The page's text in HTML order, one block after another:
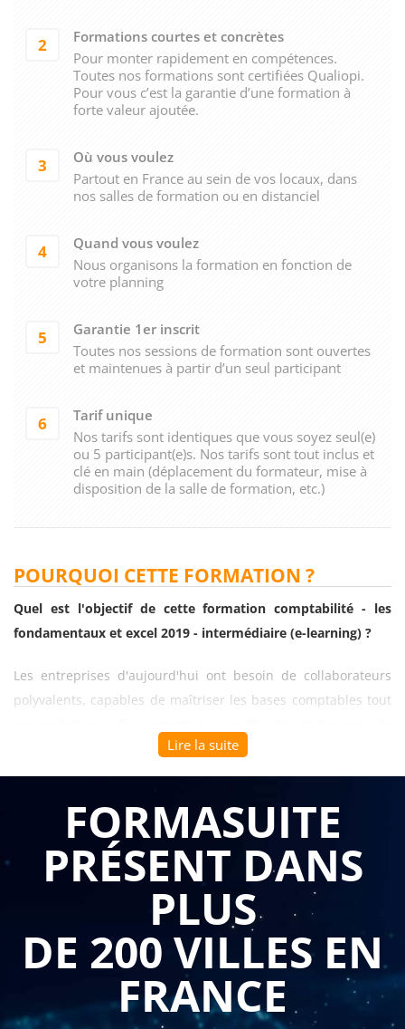
2
Formations courtes et concrètes
Pour monter rapidement en compétences.
Toutes nos formations sont certifiées Qualiopi.
Pour vous c’est la garantie d’une formation à
forte valeur ajoutée.
3
Où vous voulez
Partout en France au sein de vos locaux, dans
nos salles de formation ou en distanciel
4
Quand vous voulez
Nous organisons la formation en fonction de
votre planning
5
Garantie 1er inscrit
Toutes nos sessions de formation sont ouvertes
et maintenues à partir d’un seul participant
6
Tarif unique
Nos tarifs sont identiques que vous soyez seul(e)
ou 5 participant(e)s. Nos tarifs sont tout inclus et
clé en main (déplacement du formateur, mise à
disposition de la salle de formation, etc.)
POURQUOI CETTE FORMATION ?
Quel est l'objectif de cette formation comptabilité - les
fondamentaux et excel 2019 - intermédiaire (e-learning) ?
Les entreprises d'aujourd'hui ont besoin de collaborateurs
polyvalents, capables de maîtriser les bases comptables tout
formation comptabilité - les fondamentaux
et excel 2019 - intermédiaire (e-learning)offre une approche
comptables essentielles à une montée en niveau significative
sur Excel 2019.
Le programme développe une solide compréhension des
mécanismes comptables fondamentaux. Vos collaborateurs
apprennent à comprendre et analyser un bilan comptable, à
passer des écritures comptables avec précision et à
déterminer un résultat comptable fiable. Cette formation
couvre également la réalisation d'inventaires comptables, la
Lire la suite
FORMASUITE
PRÉSENT DANS
PLUS
DE 200 VILLES EN
FRANCE